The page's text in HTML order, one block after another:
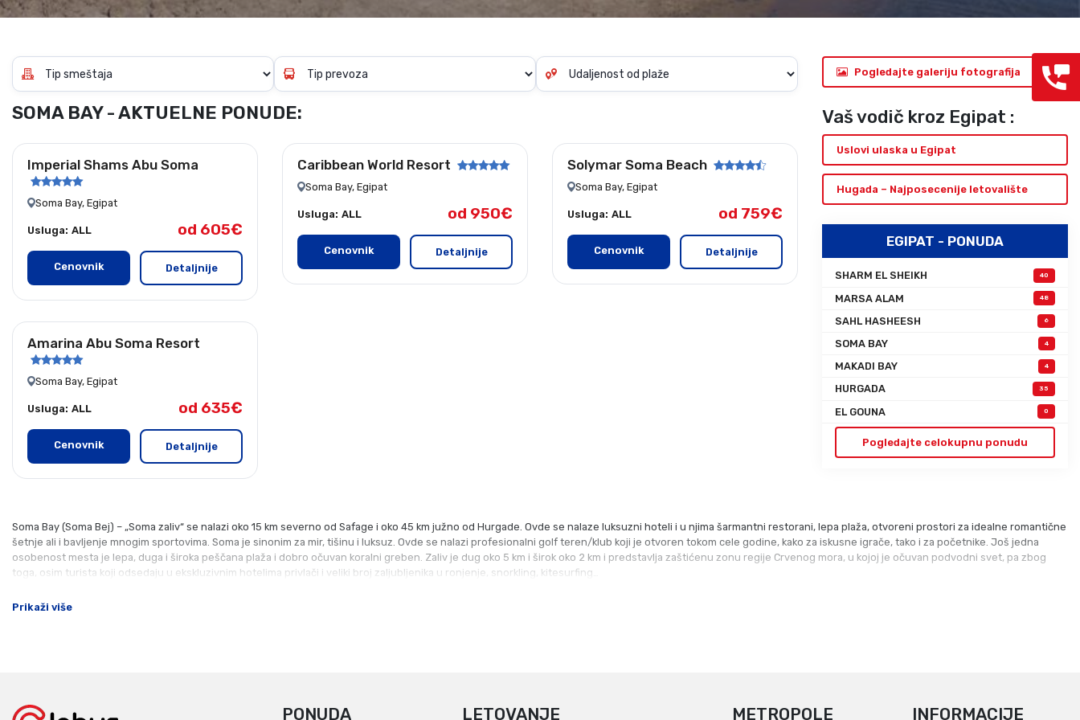
Gerakini
Metamorfozis
Nikiti
Neos Marmaras
Toroni
Sarti
Salonikiou
Krf
Evia
Kefalonija
Mikonos
Rodos
Grcka hoteli – preporuka
Kasandra
Evia
Jonska obala
Kefalonija
Skijatos
Umag
SOMA BAY - AKTUELNE PONUDE:
Imperial Shams Abu Soma
Soma Bay, Egipat
Usluga: ALL od 605€
Cenovnik Detaljnije
na
plaži
Caribbean World Resort
Soma Bay, Egipat
Usluga: ALL od 950€
Cenovnik Detaljnije
Lokacija: Soma Bay
Solymar Soma Beach
Soma Bay, Egipat
Usluga: ALL od 759€
Cenovnik Detaljnije
Amarina Abu Soma Resort
Soma Bay, Egipat
Usluga: ALL od 635€
Cenovnik Detaljnije
Pogledajte galeriju fotografija
Vaš vodič kroz Egipat :
Uslovi ulaska u Egipat
Hugada – Najposecenije letovalište
EGIPAT - PONUDA
SHARM EL SHEIKH 40
MARSA ALAM 48
SAHL HASHEESH 6
SOMA BAY 4
MAKADI BAY 4
HURGADA 35
EL GOUNA 0
Pogledajte celokupnu ponudu
Soma Bay (Soma Bej) – „Soma zaliv“ se nalazi oko 15 km severno od Safage i oko 45 km južno od Hurgade. Ovde se nalaze luksuzni hoteli i u njima šarmantni restorani, lepa plaža, otvoreni prostori za idealne romantične
šetnje ali i bavljenje mnogim sportovima. Soma je sinonim za mir, tišinu i luksuz. Ovde se nalazi profesionalni golf teren/klub koji je otvoren tokom cele godine, kako za iskusne igrače, tako i za početnike. Još jedna
osobenost mesta je lepa, duga i široka peščana plaža i dobro očuvan koralni greben. Zaliv je dug oko 5 km i širok oko 2 km i predstavlja zaštićenu zonu regije Crvenog mora, u kojoj je očuvan podvodni svet, pa zbog
toga, osim turista koji odsedaju u ekskluzivnim hotelima privlači i veliki broj zaljubljenika u ronjenje, snorkling, kitesurfing…
Prikaži više
PONUDA LETOVANJE METROPOLE INFORMACIJE